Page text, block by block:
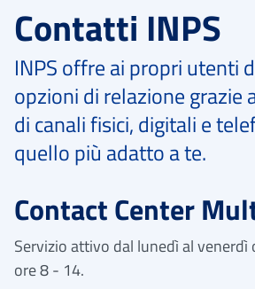
Contatti INPS
INPS offre ai propri utenti
opzioni di relazione grazie
di canali fisici, digitali e
quello più adatto a te.
Contact Center
Servizio attivo dal lunedì al venerdì
ore 8 - 14.